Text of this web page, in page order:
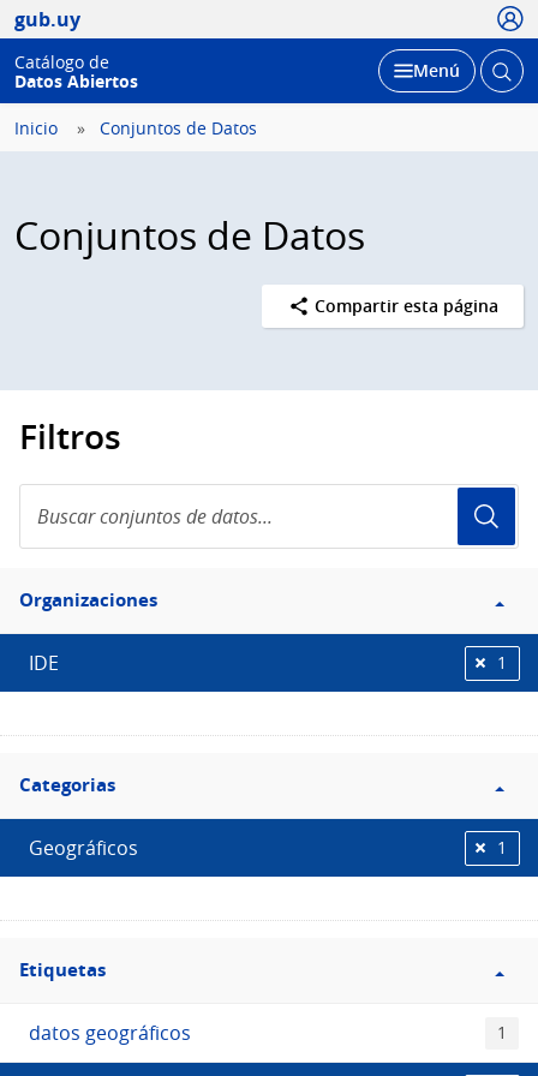
gub.uy
Catálogo de
Datos Abiertos
Desplegar
Menú Abrir
Inicio Conjuntos de Datos
Conjuntos de Datos
Compartir esta página
Filtros
conjuntos
de
Filtro
Organizaciones
Organizaciones
IDE 1
Filtro
Categorias
Categorias
Geográficos 1
Filtro
Etiquetas
Etiquetas
datos geográficos 1